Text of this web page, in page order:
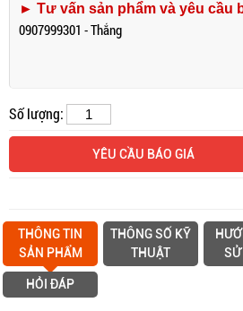
► Tư vấn sản phẩm và yêu cầu
0907999301 - Thắng
Số lượng:
YÊU CẦU BÁO GIÁ
THÔNG TIN
SẢN PHẨM
THÔNG SỐ KỸ
THUẬT
SỬ
HỎI ĐÁP